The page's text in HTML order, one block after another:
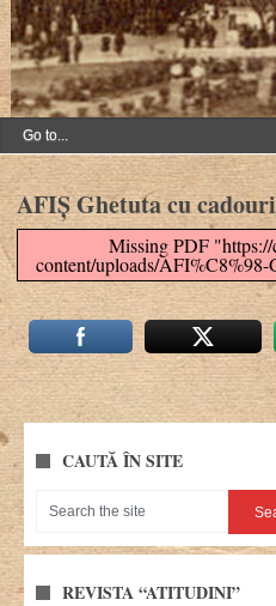
AFIȘ Ghetuta cu
Missing PDF
content/uploads/
CAUTĂ ÎN SITE
REVISTA “ATITUDINI”